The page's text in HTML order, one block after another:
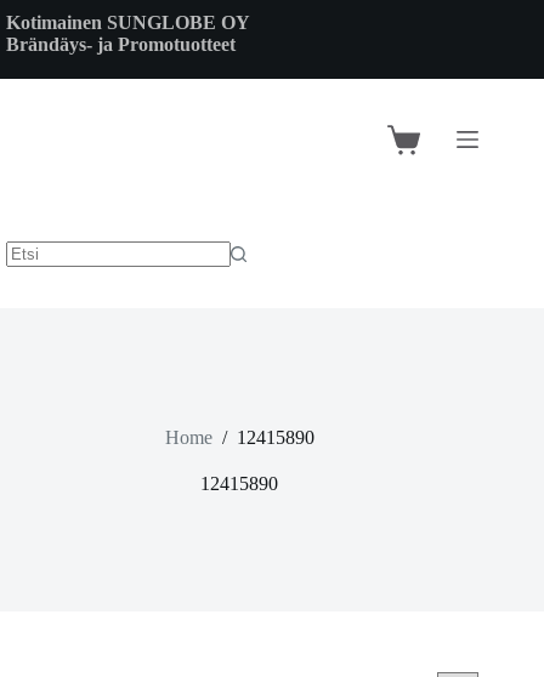
to
content
Kotimainen SUNGLOBE OY
Brändäys- ja Promotuotteet
Shopping
Home / 12415890
12415890